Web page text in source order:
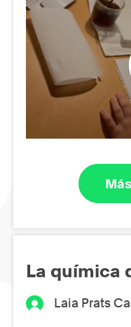
La química
Laia Prats